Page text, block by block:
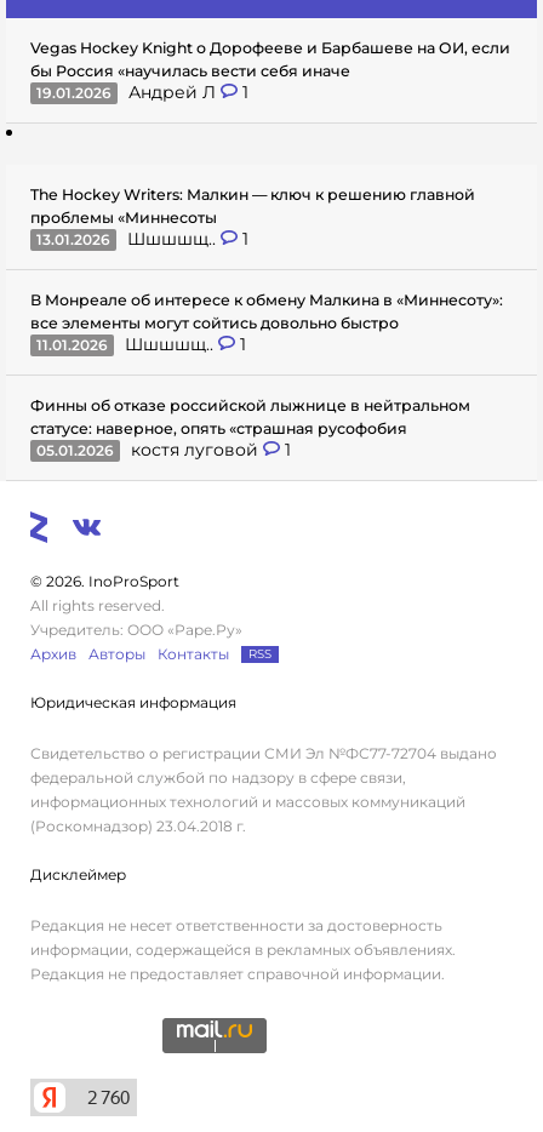
Vegas Hockey Knight о Дорофееве и Барбашеве на ОИ, если
бы Россия «научилась вести себя иначе
19.01.2026
Андрей Л 1
The Hockey Writers: Малкин — ключ к решению главной
проблемы «Миннесоты
13.01.2026
Шшшшщ.. 1
В Монреале об интересе к обмену Малкина в «Миннесоту»:
все элементы могут сойтись довольно быстро
11.01.2026
Шшшшщ.. 1
Финны об отказе российской лыжнице в нейтральном
статусе: наверное, опять «страшная русофобия
05.01.2026
костя луговой 1
© 2026. InoProSport
All rights reserved.
Учредитель: ООО «Раре.Ру»
Архив
Авторы Контакты RSS
Юридическая информация
Свидетельство о регистрации СМИ Эл №ФС77-72704 выдано
федеральной службой по надзору в сфере связи,
информационных технологий и массовых коммуникаций
(Роскомнадзор) 23.04.2018 г.
Дисклеймер
Редакция не несет ответственности за достоверность
информации, содержащейся в рекламных объявлениях.
Редакция не предоставляет справочной информации.